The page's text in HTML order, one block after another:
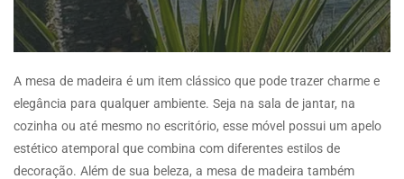
A mesa de madeira é um item clássico que pode trazer charme e
elegância para qualquer ambiente. Seja na sala de jantar, na
cozinha ou até mesmo no escritório, esse móvel possui um apelo
estético atemporal que combina com diferentes estilos de
decoração. Além de sua beleza, a mesa de madeira também